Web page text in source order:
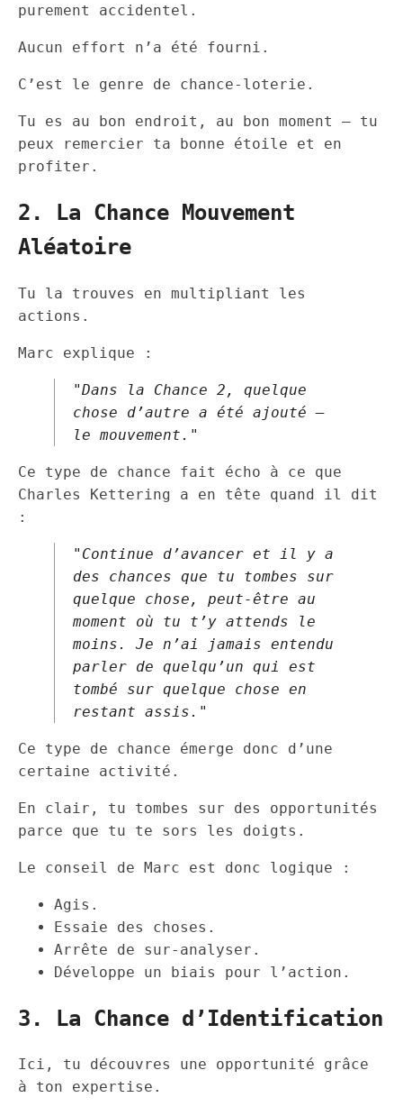
purement accidentel.
Aucun effort n’a été fourni.
C’est le genre de chance-loterie.
Tu es au bon endroit, au bon moment — tu
peux remercier ta bonne étoile et en
profiter.
2. La Chance Mouvement
Aléatoire
Tu la trouves en multipliant les
actions.
Marc explique :
"Dans la Chance 2, quelque
chose d’autre a été ajouté –
le mouvement."
Ce type de chance fait écho à ce que
Charles Kettering a en tête quand il dit
:
"Continue d’avancer et il y a
des chances que tu tombes sur
quelque chose, peut-être au
moment où tu t’y attends le
moins. Je n’ai jamais entendu
parler de quelqu’un qui est
tombé sur quelque chose en
restant assis."
Ce type de chance émerge donc d’une
certaine activité.
En clair, tu tombes sur des opportunités
parce que tu te sors les doigts.
Le conseil de Marc est donc logique :
Agis.
Essaie des choses.
Arrête de sur-analyser.
Développe un biais pour l’action.
3. La Chance d’Identification
Ici, tu découvres une opportunité grâce
à ton expertise.